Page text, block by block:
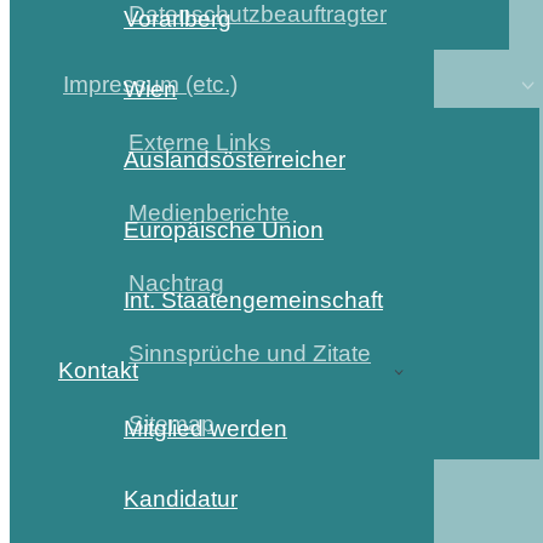
Datenschutzbeauftragter
Impressum (etc.)
Externe Links
Medienberichte
Nachtrag
Sinnsprüche und Zitate
Sitemap
Vorarlberg
Wien
Auslandsösterreicher
Europäische Union
Int. Staatengemeinschaft
Kontakt
Mitglied werden
Kandidatur